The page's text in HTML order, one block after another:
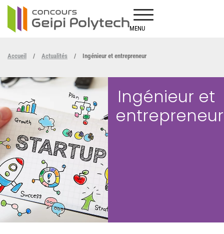
MENU
Accueil / Actualités / Ingénieur et entrepreneur
Ingénieur et
entrepreneur